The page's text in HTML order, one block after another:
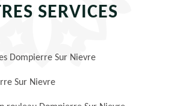
SERVICES
Dompierre Sur Nievre
Sur Nievre